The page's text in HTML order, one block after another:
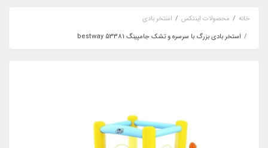
خانه محصولات اینتکس
استخر بادی
استخر بادی بزرگ با سرسره و تشک جامپینگ bestway 53381